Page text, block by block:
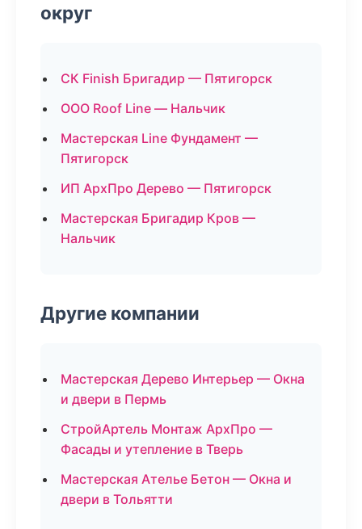
округ
СК Finish Бригадир — Пятигорск
ООО Roof Line — Нальчик
Мастерская Line Фундамент —
Пятигорск
ИП АрхПро Дерево — Пятигорск
Мастерская Бригадир Кров —
Нальчик
Другие компании
Мастерская Дерево Интерьер — Окна
и двери в Пермь
СтройАртель Монтаж АрхПро —
Фасады и утепление в Тверь
Мастерская Ателье Бетон — Окна и
двери в Тольятти